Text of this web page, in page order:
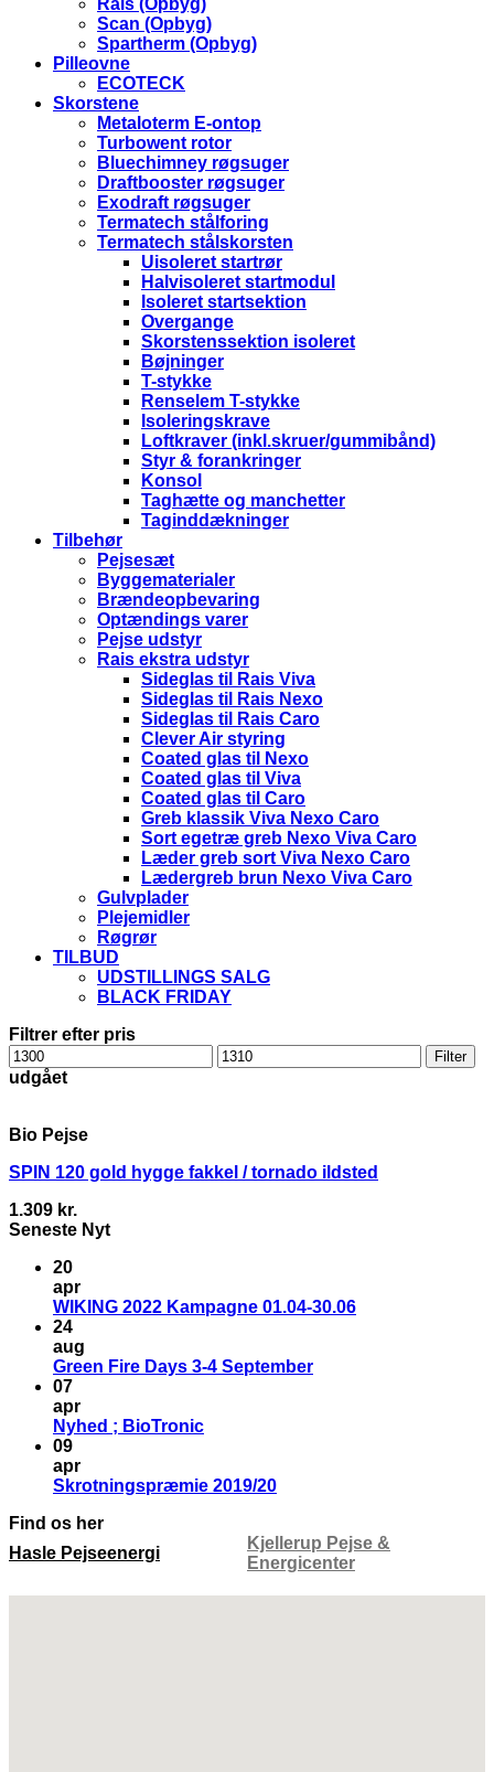
Rais (Opbyg)
Scan (Opbyg)
Spartherm (Opbyg)
Pilleovne
ECOTECK
Skorstene
Metaloterm E-ontop
Turbowent rotor
Bluechimney røgsuger
Draftbooster røgsuger
Exodraft røgsuger
Termatech stålforing
Termatech stålskorsten
Uisoleret startrør
Halvisoleret startmodul
Isoleret startsektion
Overgange
Skorstenssektion isoleret
Bøjninger
T-stykke
Renselem T-stykke
Isoleringskrave
Loftkraver (inkl.skruer/gummibånd)
Styr & forankringer
Konsol
Taghætte og manchetter
Taginddækninger
Tilbehør
Pejsesæt
Byggematerialer
Brændeopbevaring
Optændings varer
Pejse udstyr
Rais ekstra udstyr
Sideglas til Rais Viva
Sideglas til Rais Nexo
Sideglas til Rais Caro
Clever Air styring
Coated glas til Nexo
Coated glas til Viva
Coated glas til Caro
Greb klassik Viva Nexo Caro
Sort egetræ greb Nexo Viva Caro
Læder greb sort Viva Nexo Caro
Lædergreb brun Nexo Viva Caro
Gulvplader
Plejemidler
Røgrør
TILBUD
UDSTILLINGS SALG
BLACK FRIDAY
Filtrer efter pris
Mindste
pris
Højeste
pris
Filter
udgået
Bio Pejse
SPIN 120 gold hygge fakkel / tornado ildsted
1.309 kr.
Seneste Nyt
20
apr
WIKING 2022 Kampagne 01.04-30.06
24
aug
Green Fire Days 3-4 September
07
apr
Nyhed ; BioTronic
09
apr
Skrotningspræmie 2019/20
Find os her
Hasle Pejseenergi
Kjellerup Pejse &
Energicenter